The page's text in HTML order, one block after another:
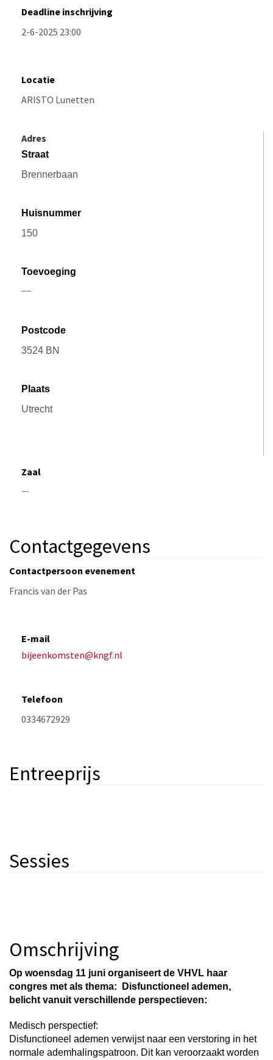
Deadline inschrijving
Locatie
Adres
Zaal
—
Contactgegevens
Contactpersoon evenement
E-mail
bijeenkomsten@kngf.nl
Telefoon
Entreeprijs
Sessies
Omschrijving
Op woensdag 11 juni organiseert de VHVL haar
congres met als thema: Disfunctioneel ademen,
belicht vanuit verschillende perspectieven:
Medisch perspectief:
Disfunctioneel ademen verwijst naar een verstoring in het
normale ademhalingspatroon. Dit kan veroorzaakt worden